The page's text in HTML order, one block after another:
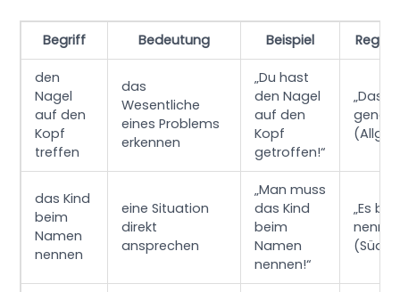
Begriff Bedeutung Beispiel
den
Nagel
auf den
Kopf
treffen
das
Wesentliche
eines Problems
erkennen
„Du hast
den Nagel
auf den
Kopf
getroffen!“
„Das
das Kind
beim
Namen
nennen
eine Situation
direkt
ansprechen
„Man muss
das Kind
beim
Namen
nennen!“
„Es